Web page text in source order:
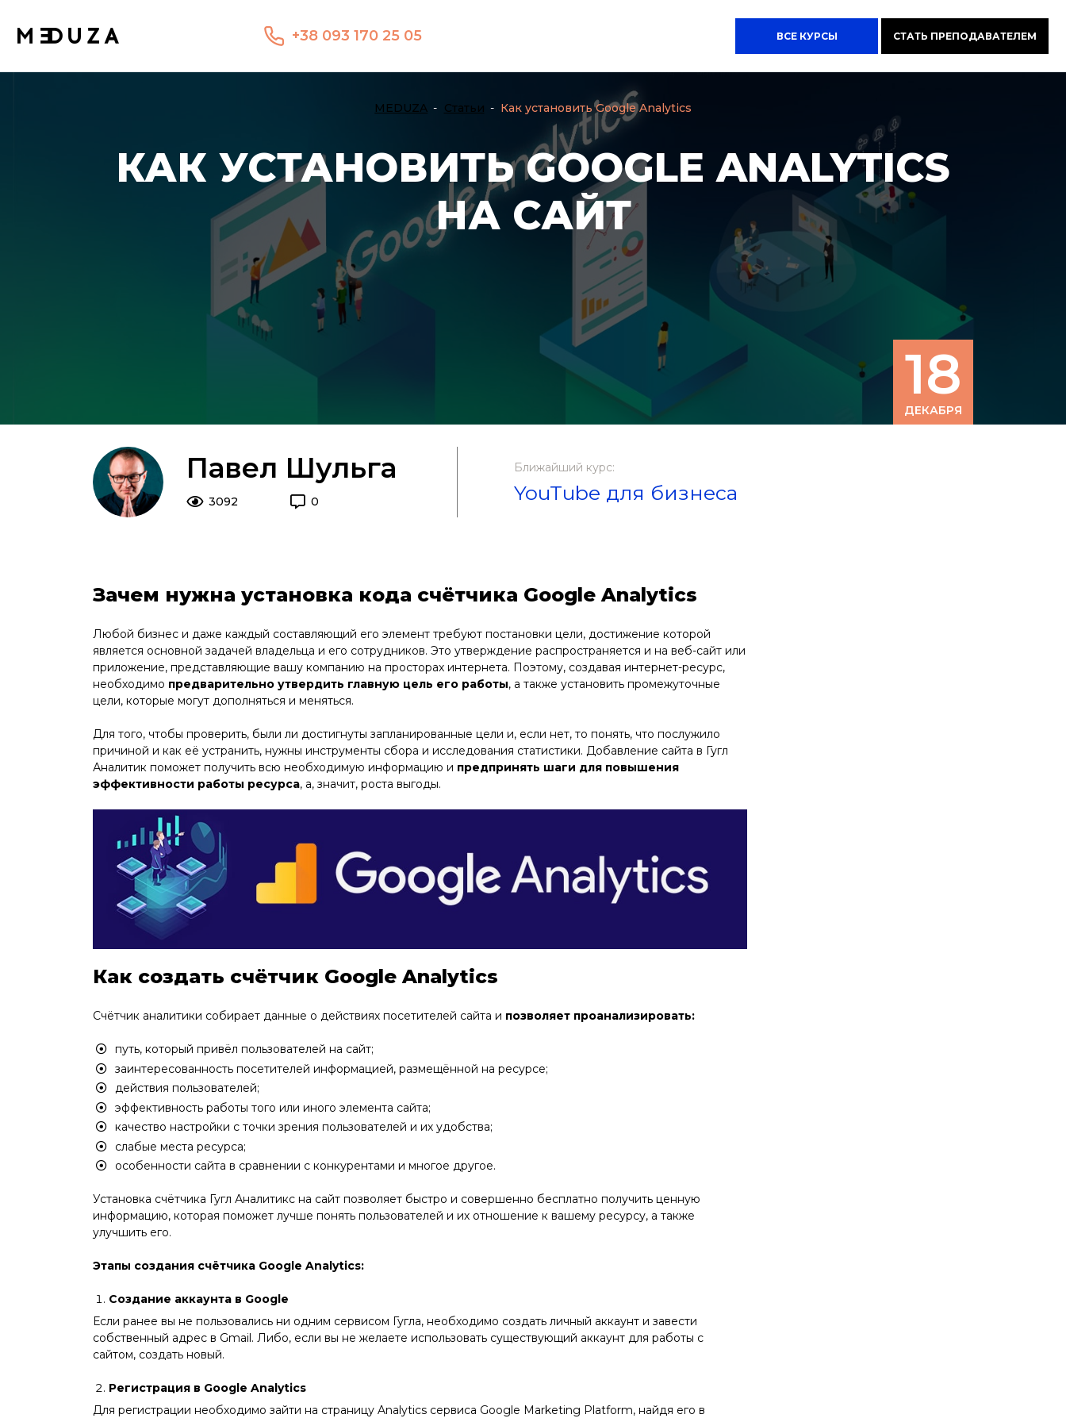
+38 093 170 25 05 ВСЕ КУРСЫ СТАТЬ ПРЕПОДАВАТЕЛЕМ
MEDUZA Статьи Как установить Google Analytics
КАК УСТАНОВИТЬ GOOGLE ANALYTICS
НА САЙТ
18
ДЕКАБРЯ
Павел Шульга
3092 0
Ближайший курс:
YouTube для бизнеса
Зачем нужна установка кода счётчика Google Analytics
Любой бизнес и даже каждый составляющий его элемент требуют постановки цели, достижение которой
является основной задачей владельца и его сотрудников. Это утверждение распространяется и на веб-сайт или
приложение, представляющие вашу компанию на просторах интернета. Поэтому, создавая интернет-ресурс,
необходимо предварительно утвердить главную цель его работы, а также установить промежуточные
цели, которые могут дополняться и меняться.
Для того, чтобы проверить, были ли достигнуты запланированные цели и, если нет, то понять, что послужило
причиной и как её устранить, нужны инструменты сбора и исследования статистики. Добавление сайта в Гугл
Аналитик поможет получить всю необходимую информацию и предпринять шаги для повышения
эффективности работы ресурса, а, значит, роста выгоды.
Как создать счётчик Google Analytics
Счётчик аналитики собирает данные о действиях посетителей сайта и позволяет проанализировать:
путь, который привёл пользователей на сайт;
заинтересованность посетителей информацией, размещённой на ресурсе;
действия пользователей;
эффективность работы того или иного элемента сайта;
качество настройки с точки зрения пользователей и их удобства;
слабые места ресурса;
особенности сайта в сравнении с конкурентами и многое другое.
Установка счётчика Гугл Аналитикс на сайт позволяет быстро и совершенно бесплатно получить ценную
информацию, которая поможет лучше понять пользователей и их отношение к вашему ресурсу, а также
улучшить его.
Этапы создания счётчика Google Analytics:
Создание аккаунта в Google
Если ранее вы не пользовались ни одним сервисом Гугла, необходимо создать личный аккаунт и завести
собственный адрес в Gmail. Либо, если вы не желаете использовать существующий аккаунт для работы с
сайтом, создать новый.
Регистрация в Google Analytics
Для регистрации необходимо зайти на страницу Analytics сервиса Google Marketing Platform, найдя его в